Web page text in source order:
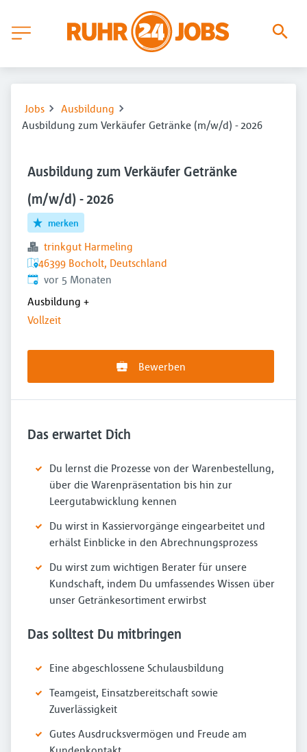
Jobs
Ausbildung
Ausbildung zum Verkäufer Getränke (m/w/d) - 2026
Ausbildung zum Verkäufer Getränke
(m/w/d) - 2026
merken
trinkgut Harmeling
46399 Bocholt, Deutschland
Veröffentlicht:
vor 5 Monaten
Ausbildung +
Vollzeit
Bewerben
Das erwartet Dich
Du lernst die Prozesse von der Warenbestellung,
über die Warenpräsentation bis hin zur
Leergutabwicklung kennen
Du wirst in Kassiervorgänge eingearbeitet und
erhälst Einblicke in den Abrechnungsprozess
Du wirst zum wichtigen Berater für unsere
Kundschaft, indem Du umfassendes Wissen über
unser Getränkesortiment erwirbst
Das solltest Du mitbringen
Eine abgeschlossene Schulausbildung
Teamgeist, Einsatzbereitschaft sowie
Zuverlässigkeit
Gutes Ausdrucksvermögen und Freude am